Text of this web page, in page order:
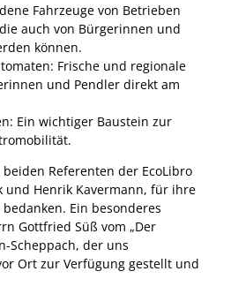
Fahrzeuge von Betrieben
auch von Bürgerinnen und
können.
Frische und regionale
und Pendler direkt am
Ein wichtiger Baustein zur
Referenten der EcoLibro
und Henrik Kavermann, für ihre
Ein besonderes
Gottfried Süß vom „Der
Scheppach, der uns
Ort zur Verfügung gestellt und